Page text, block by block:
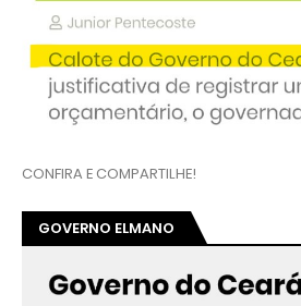
CONFIRA E COMPARTILHE!
GOVERNO ELMANO